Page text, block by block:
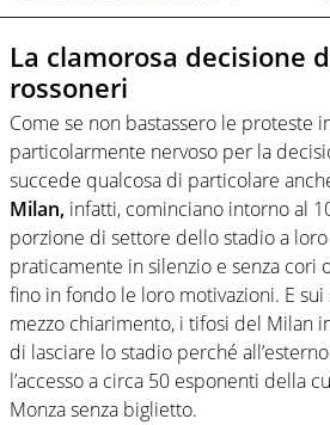
La clamorosa decisione
rossoneri
Come se non bastassero le proteste
particolarmente nervoso per la
succede qualcosa di particolare
Milan, infatti, cominciano intorno al
porzione di settore dello stadio a
praticamente in silenzio e senza cori
fino in fondo le loro motivazioni. E
mezzo chiarimento, i tifosi del Milan
di lasciare lo stadio perché
l’accesso a circa 50 esponenti della
Monza senza biglietto.